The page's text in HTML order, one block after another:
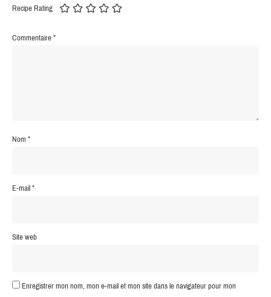
Recipe Rating
Commentaire*
Nom*
E-mail*
Site web
Enregistrer mon nom, mon e-mail et mon site dans le navigateur pour mon